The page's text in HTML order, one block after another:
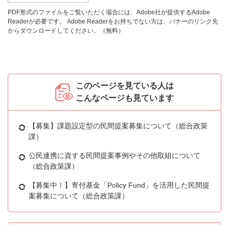
PDF形式のファイルをご覧いただく場合には、Adobe社が提供するAdobe
Readerが必要です。
Adobe Readerをお持ちでない方は、バナーのリンク先
からダウンロードしてください。（無料）
このページを見ている人は
こんなページも見ています
【募集】課題設定型の民間提案募集について（総合政策
課）
公民連携に資する民間提案事例やその他取組について
（総合政策課）
【募集中！】寄付基金「Policy Fund」を活用した民間提
案募集について（総合政策課）